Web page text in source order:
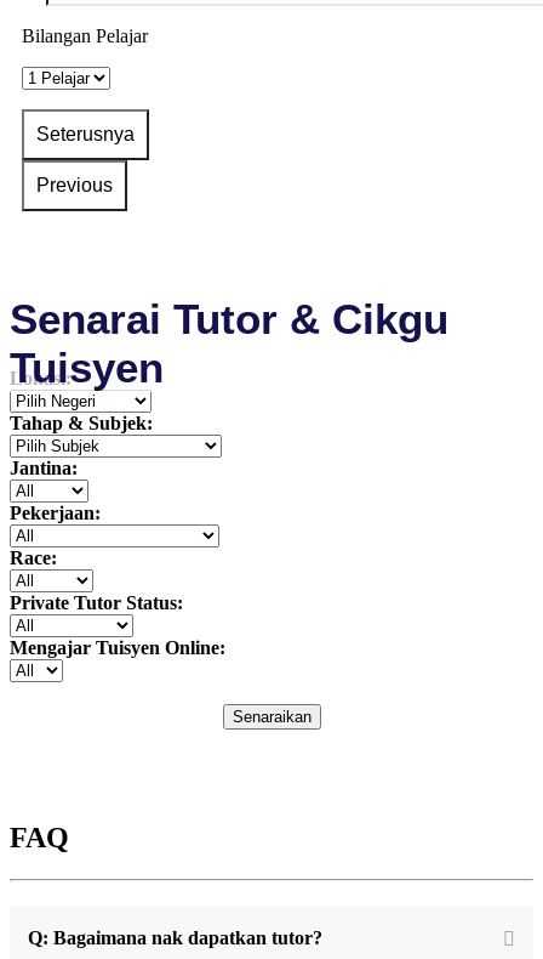
Bilangan Pelajar
Senarai Tutor & Cikgu
Tuisyen
Lokasi:
Tahap & Subjek:
Jantina:
Pekerjaan:
Race:
Private Tutor Status:
Mengajar Tuisyen Online:
Senaraikan
FAQ
Q: Bagaimana nak dapatkan tutor?